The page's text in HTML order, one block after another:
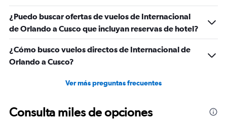
¿Puedo buscar ofertas de vuelos de Internacional
de Orlando a Cusco que incluyan reservas de hotel?
¿Cómo busco vuelos directos de Internacional de
Orlando a Cusco?
Ver más preguntas frecuentes
Consulta miles de opciones